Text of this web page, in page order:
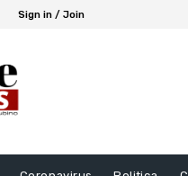
Sign in / Join